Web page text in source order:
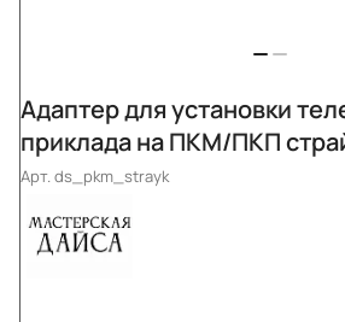
Адаптер для установки
приклада на ПКМ/ПКП
Арт.ds_pkm_strayk